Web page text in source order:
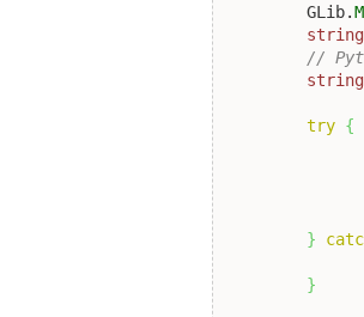
	GLib.
string
//
string
try {
}
}